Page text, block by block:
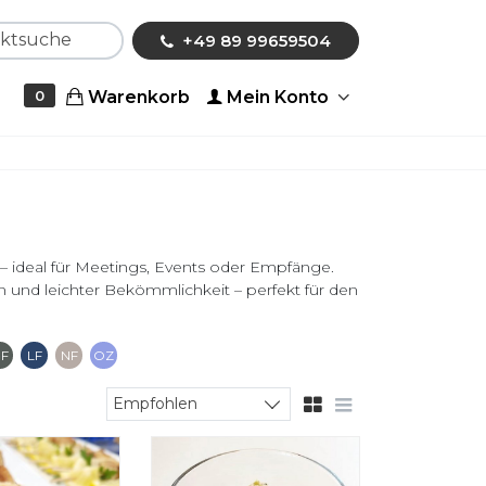
+49 89 99659504
0 Warenkorb Mein Konto
ideal für Meetings, Events oder Empfänge.
und leichter Bekömmlichkeit – perfekt für den
Glutenfrei
LF Lactose Free
NF Nussfrei
OZ
Sort products
Empfohlen